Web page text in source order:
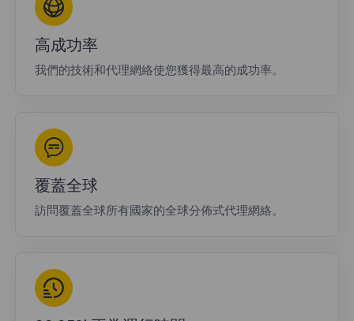
高成功率
我們的技術和代理網絡使您獲得最高的成功率。
覆蓋全球
訪問覆蓋全球所有國家的全球分佈式代理網絡。